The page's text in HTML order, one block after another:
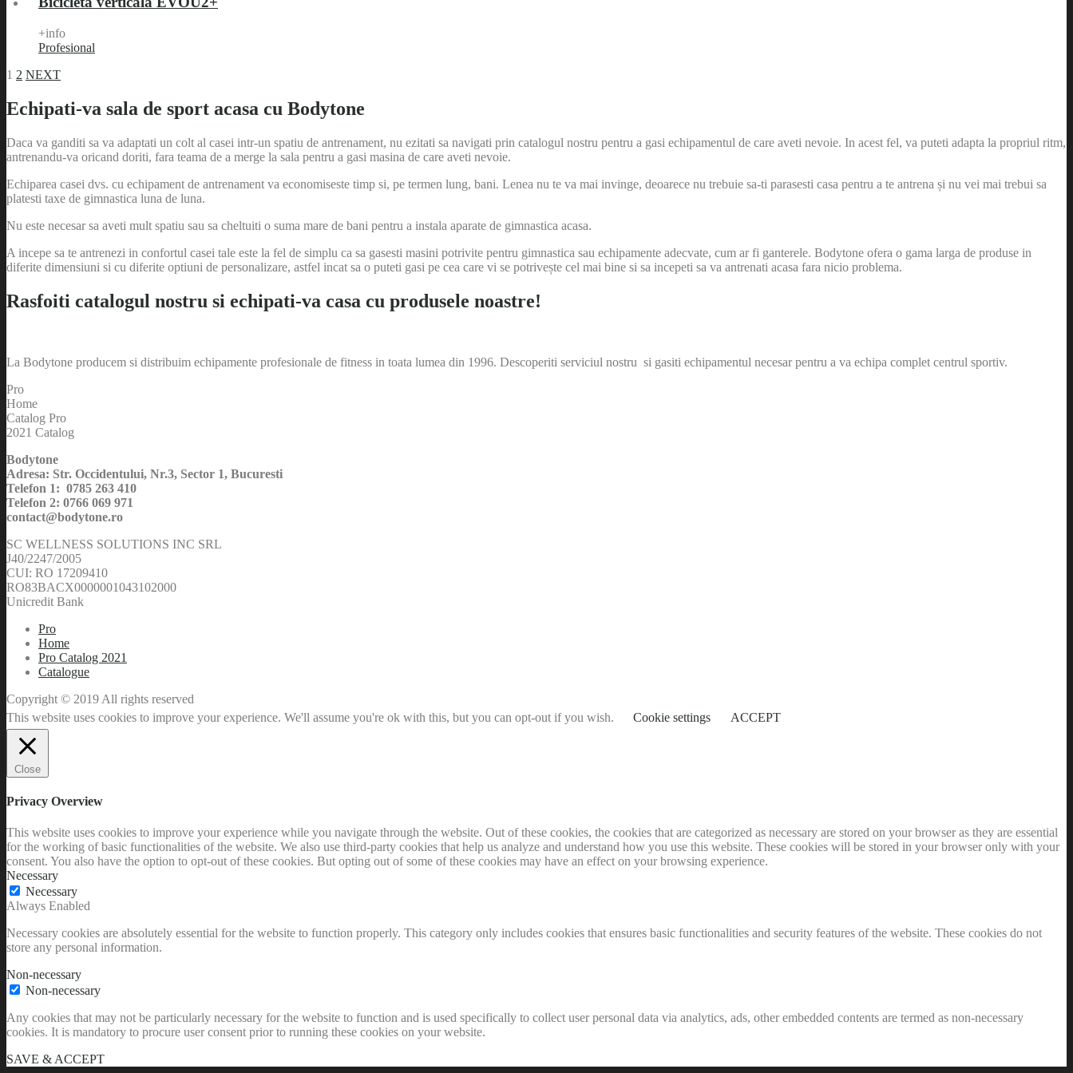
+info
Profesional
1 2 NEXT
Echipati-va sala de sport acasa cu Bodytone
Daca va ganditi sa va adaptati un colt al casei intr-un spatiu de antrenament, nu ezitati sa navigati prin catalogul nostru pentru a gasi echipamentul de care aveti nevoie. In acest fel, va puteti adapta la propriul ritm,
antrenandu-va oricand doriti, fara teama de a merge la sala pentru a gasi masina de care aveti nevoie.
Echiparea casei dvs. cu echipament de antrenament va economiseste timp si, pe termen lung, bani. Lenea nu te va mai invinge, deoarece nu trebuie sa-ti parasesti casa pentru a te antrena și nu vei mai trebui sa
platesti taxe de gimnastica luna de luna.
Nu este necesar sa aveti mult spatiu sau sa cheltuiti o suma mare de bani pentru a instala aparate de gimnastica acasa.
A incepe sa te antrenezi in confortul casei tale este la fel de simplu ca sa gasesti masini potrivite pentru gimnastica sau echipamente adecvate, cum ar fi ganterele. Bodytone ofera o gama larga de produse in
diferite dimensiuni si cu diferite optiuni de personalizare, astfel incat sa o puteti gasi pe cea care vi se potrivește cel mai bine si sa incepeti sa va antrenati acasa fara nicio problema.
Rasfoiti catalogul nostru si echipati-va casa cu produsele noastre!
La Bodytone producem si distribuim echipamente profesionale de fitness in toata lumea din 1996. Descoperiti serviciul nostru si gasiti echipamentul necesar pentru a va echipa complet centrul sportiv.
Pro
Home
Catalog Pro
2021 Catalog
Bodytone
Adresa: Str. Occidentului, Nr.3, Sector 1, Bucuresti
Telefon 1: 0785 263 410
Telefon 2: 0766 069 971
contact@bodytone.ro
SC WELLNESS SOLUTIONS INC SRL
J40/2247/2005
CUI: RO 17209410
RO83BACX0000001043102000
Unicredit Bank
Pro
Home
Pro Catalog 2021
Catalogue
Copyright © 2019 All rights reserved
This website uses cookies to improve your experience. We'll assume you're ok with this, but you can opt-out if you wish.
Cookie settings ACCEPT
Close
Privacy Overview
This website uses cookies to improve your experience while you navigate through the website. Out of these cookies, the cookies that are categorized as necessary are stored on your browser as they are essential
for the working of basic functionalities of the website. We also use third-party cookies that help us analyze and understand how you use this website. These cookies will be stored in your browser only with your
consent. You also have the option to opt-out of these cookies. But opting out of some of these cookies may have an effect on your browsing experience.
Necessary
Necessary
Always Enabled
Necessary cookies are absolutely essential for the website to function properly. This category only includes cookies that ensures basic functionalities and security features of the website. These cookies do not
store any personal information.
Non-necessary
Non-necessary
Any cookies that may not be particularly necessary for the website to function and is used specifically to collect user personal data via analytics, ads, other embedded contents are termed as non-necessary
cookies. It is mandatory to procure user consent prior to running these cookies on your website.
SAVE & ACCEPT